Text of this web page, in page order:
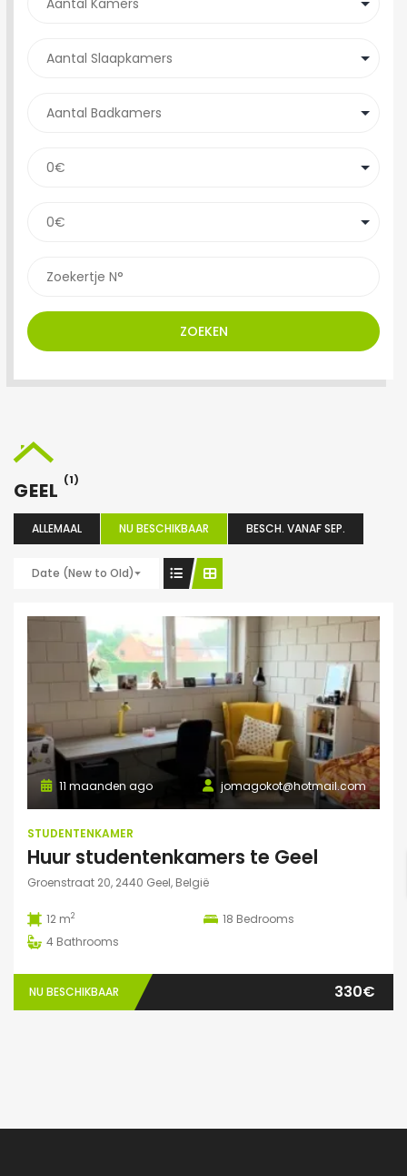
ZOEKEN
GEEL (1)
ALLEMAAL NU BESCHIKBAAR BESCH. VANAF SEP.
Date (New to Old)
jomagokot@hotmail.com
11 maanden ago
STUDENTENKAMER
Huur studentenkamers te Geel
Groenstraat 20, 2440 Geel, België
12 m2 18 Bedrooms
4 Bathrooms
NU BESCHIKBAAR 330€